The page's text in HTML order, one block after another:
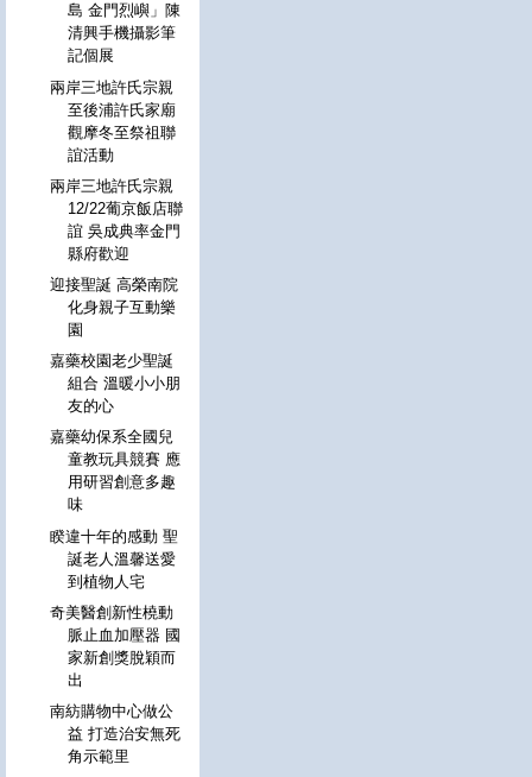
島 金門烈嶼」陳
清興手機攝影筆
記個展
兩岸三地許氏宗親
至後浦許氏家廟
觀摩冬至祭祖聯
誼活動
兩岸三地許氏宗親
12/22葡京飯店聯
誼 吳成典率金門
縣府歡迎
迎接聖誕 高榮南院
化身親子互動樂
園
嘉藥校園老少聖誕
組合 溫暖小小朋
友的心
嘉藥幼保系全國兒
童教玩具競賽 應
用研習創意多趣
味
睽違十年的感動 聖
誕老人溫馨送愛
到植物人宅
奇美醫創新性橈動
脈止血加壓器 國
家新創獎脫穎而
出
南紡購物中心做公
益 打造治安無死
角示範里